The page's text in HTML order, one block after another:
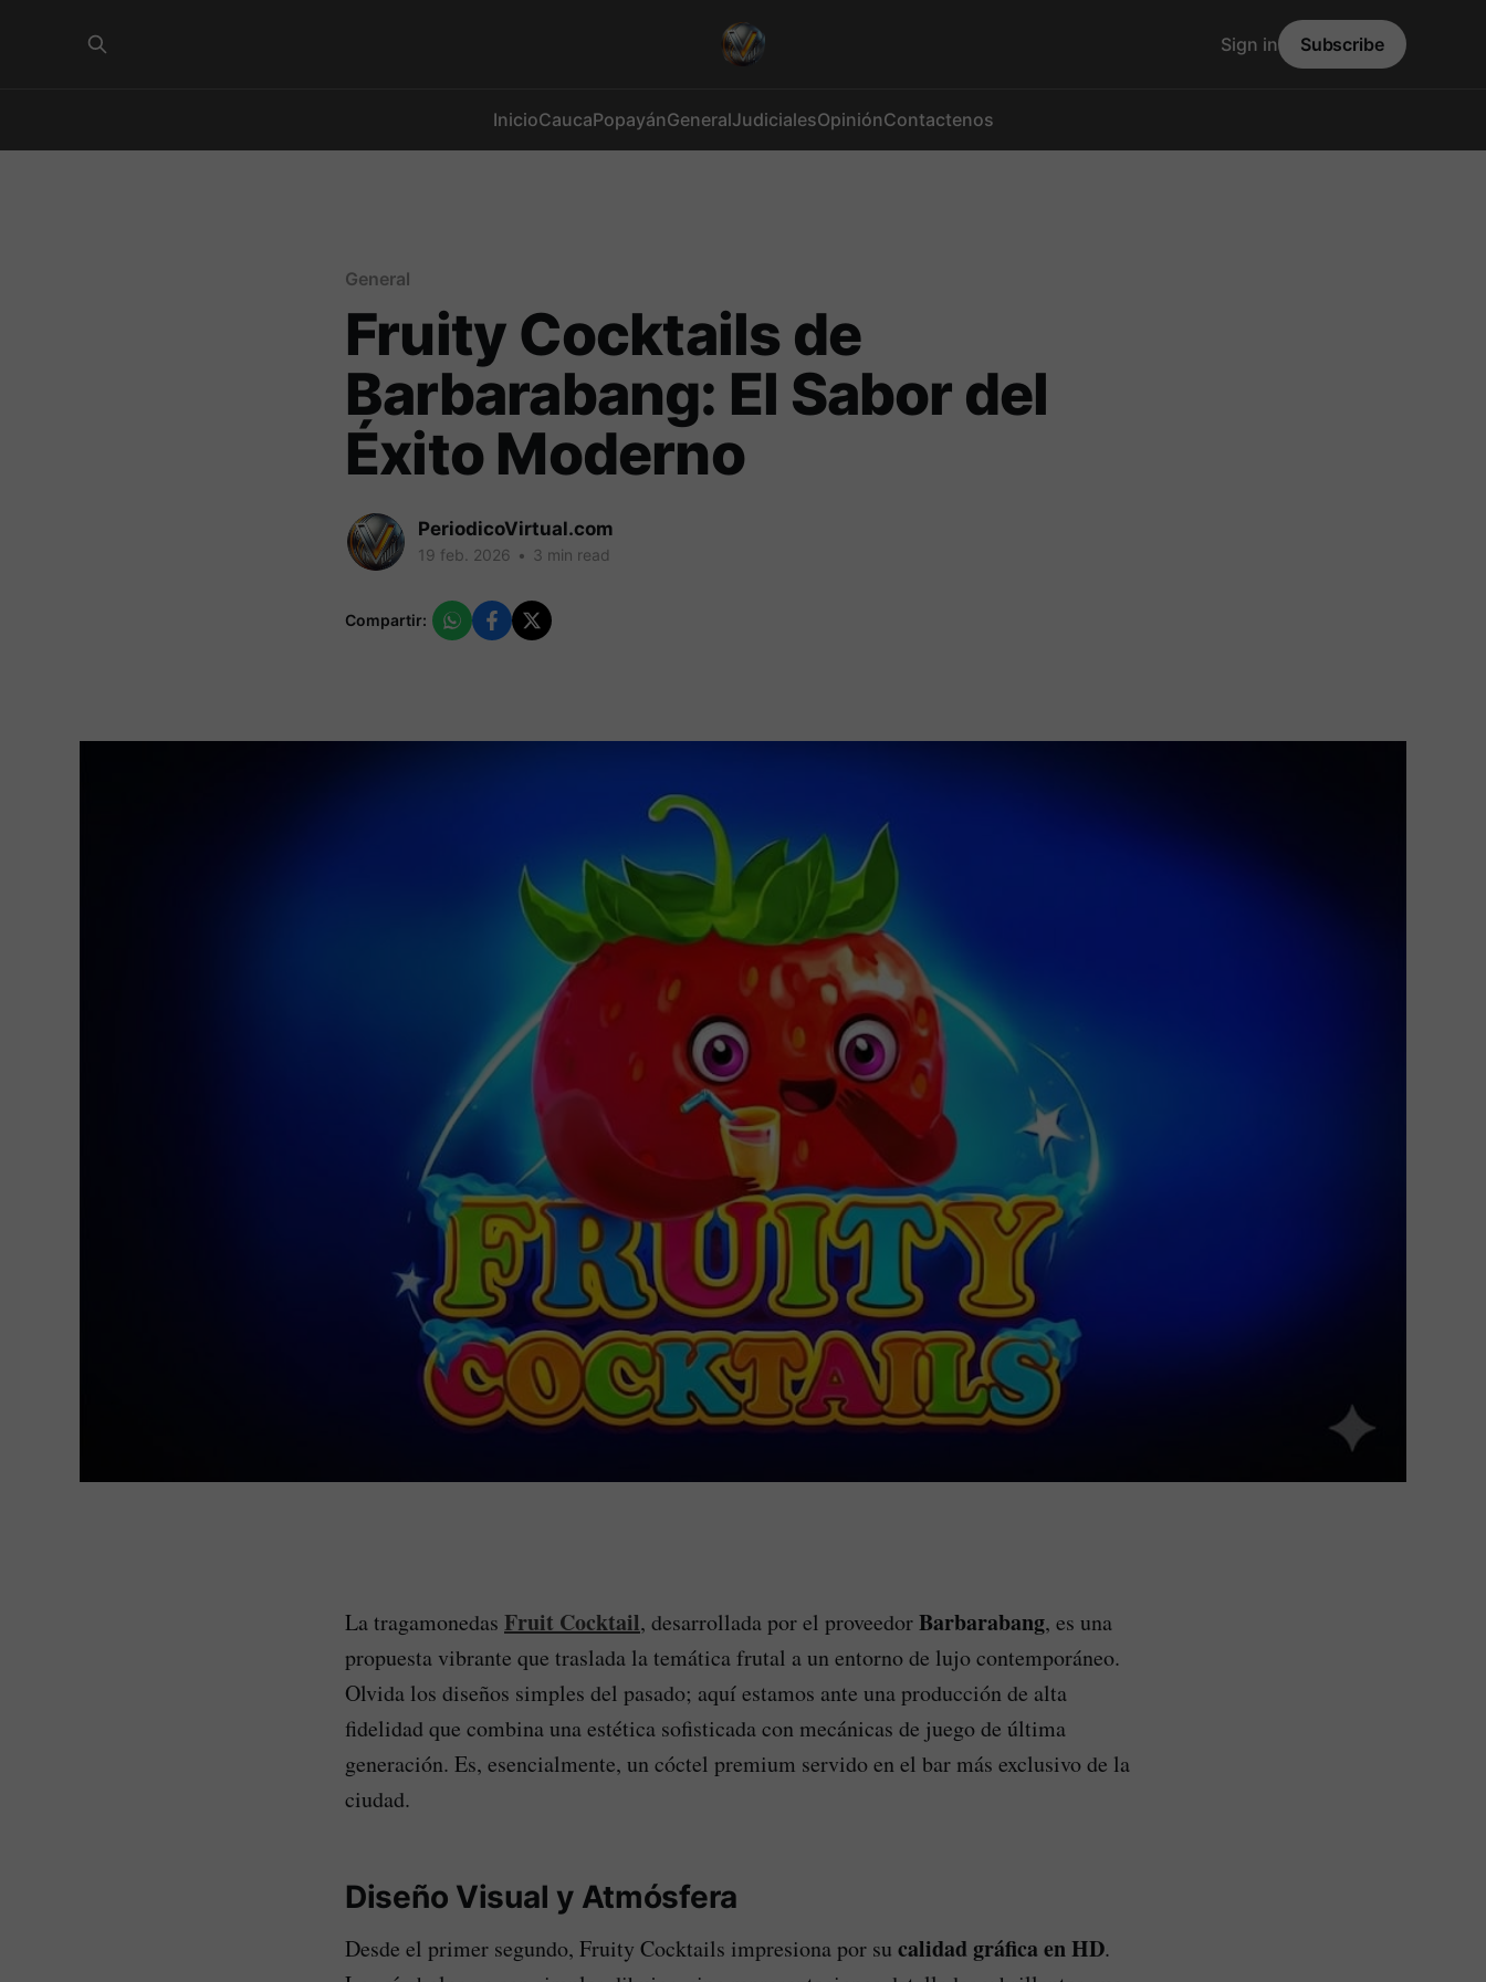
InicioCaucaPopayánGeneralJudicialesOpiniónContactenos
Sign in Subscribe
General
Fruity Cocktails de
Barbarabang: El Sabor del
Éxito Moderno
PeriodicoVirtual.com
19 feb. 2026 • 3 min read
Compartir:
La tragamonedas Fruit Cocktail, desarrollada por el proveedorBarbarabang, es una
propuesta vibrante que traslada la temática frutal a un entorno de lujo contemporáneo.
Olvida los diseños simples del pasado; aquí estamos ante una producción de alta
fidelidad que combina una estética sofisticada con mecánicas de juego de última
generación. Es, esencialmente, un cóctel premium servido en el bar más exclusivo de la
ciudad.
Diseño Visual y Atmósfera
Desde el primer segundo, Fruity Cocktails impresiona por su calidad gráfica en HD.